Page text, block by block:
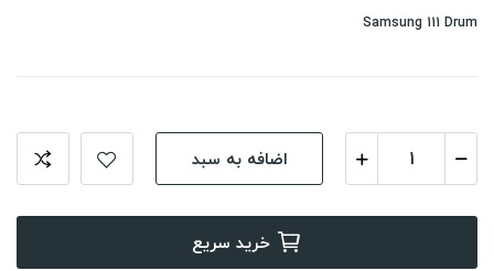
Samsung 111 Drum
اضافه به سبد
خرید سریع